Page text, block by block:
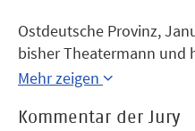
Ostdeutsche Provinz,
bisher Theatermann und
heuert bei einer Zeitung
erzählen die Briefe
Mehr zeigen
Kommentar der Jury